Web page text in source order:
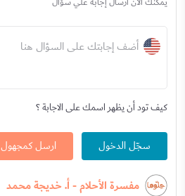
أضف إجابتك على السؤال هنا
كيف تود أن يظهر اسمك على الاجابة ؟
سجّل الدخول ارسل كمجهول
مفسرة الأحلام - أ. خديجة محمد